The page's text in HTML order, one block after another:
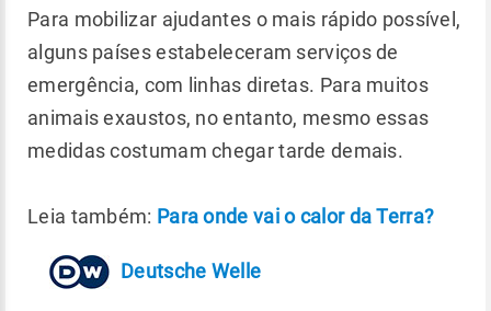
Para mobilizar ajudantes o mais rápido possível,
alguns países estabeleceram serviços de
emergência, com linhas diretas. Para muitos
animais exaustos, no entanto, mesmo essas
medidas costumam chegar tarde demais.
Leia também: Para onde vai o calor da Terra?
Deutsche Welle